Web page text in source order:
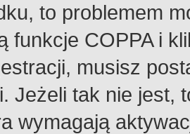
to problemem
funkcje COPPA i
musisz
Jeżeli tak nie jest,
wymagają